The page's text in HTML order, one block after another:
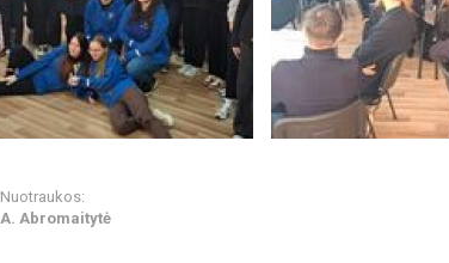
Nuotraukos:
A. Abromaitytė